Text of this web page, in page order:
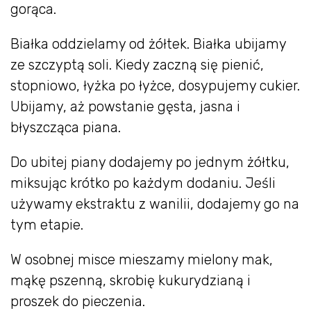
gorąca.
Białka oddzielamy od żółtek. Białka ubijamy
ze szczyptą soli. Kiedy zaczną się pienić,
stopniowo, łyżka po łyżce, dosypujemy cukier.
Ubijamy, aż powstanie gęsta, jasna i
błyszcząca piana.
Do ubitej piany dodajemy po jednym żółtku,
miksując krótko po każdym dodaniu. Jeśli
używamy ekstraktu z wanilii, dodajemy go na
tym etapie.
W osobnej misce mieszamy mielony mak,
mąkę pszenną, skrobię kukurydzianą i
proszek do pieczenia.